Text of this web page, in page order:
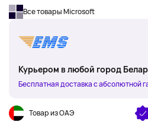
Все товары Microsoft
Курьером в любой город
Бесплатная доставка с абсолютной
Товар из ОАЭ